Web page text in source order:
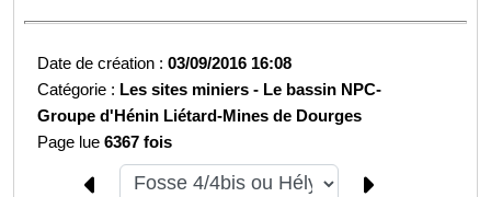
Date de création :03/09/2016 16:08
Catégorie : Les sites miniers - Le bassin NPC-
Groupe d'Hénin Liétard-Mines de Dourges
Page lue6367 fois